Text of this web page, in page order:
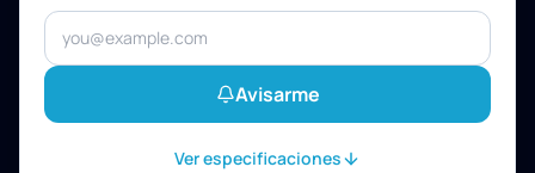
Avisarme
Ver especificaciones